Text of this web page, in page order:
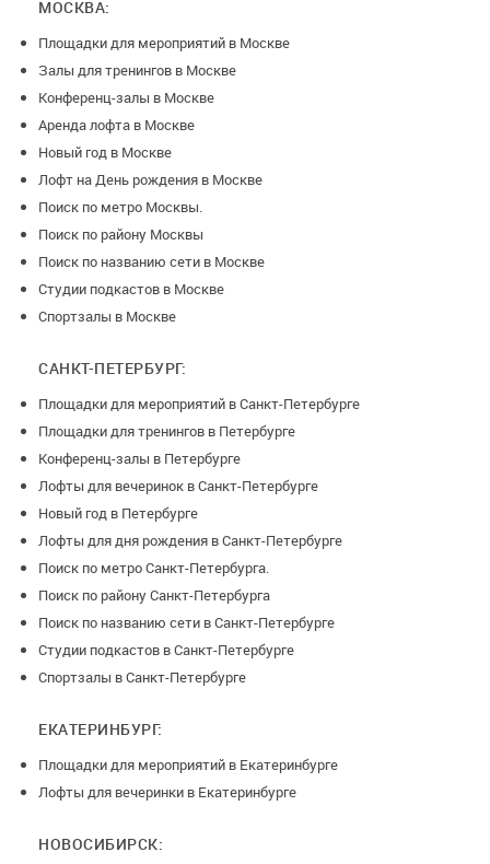
МОСКВА:
Площадки для мероприятий в Москве
Залы для тренингов в Москве
Конференц-залы в Москве
Аренда лофта в Москве
Новый год в Москве
Лофт на День рождения в Москве
Поиск по метро Москвы.
Поиск по району Москвы
Поиск по названию сети в Москве
Студии подкастов в Москве
Спортзалы в Москве
САНКТ-ПЕТЕРБУРГ:
Площадки для мероприятий в Санкт-Петербурге
Площадки для тренингов в Петербурге
Конференц-залы в Петербурге
Лофты для вечеринок в Санкт-Петербурге
Новый год в Петербурге
Лофты для дня рождения в Санкт-Петербурге
Поиск по метро Санкт-Петербурга.
Поиск по району Санкт-Петербурга
Поиск по названию сети в Санкт-Петербурге
Студии подкастов в Санкт-Петербурге
Спортзалы в Санкт-Петербурге
ЕКАТЕРИНБУРГ:
Площадки для мероприятий в Екатеринбурге
Лофты для вечеринки в Екатеринбурге
НОВОСИБИРСК: